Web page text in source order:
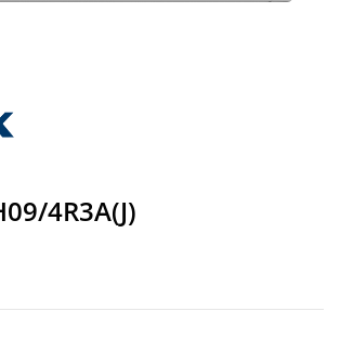
4R3A(J)